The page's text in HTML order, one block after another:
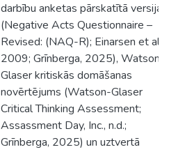
darbību anketas pārskatītā versija
(Negative Acts Questionnaire –
Revised: (NAQ-R); Einarsen et al.,
2009; Grīnberga, 2025), Watson-
Glaser kritiskās domāšanas
novērtējums (Watson-Glaser
Critical Thinking Assessment;
Assassment Day, Inc., n.d.;
Grīnberga, 2025) un uztvertā